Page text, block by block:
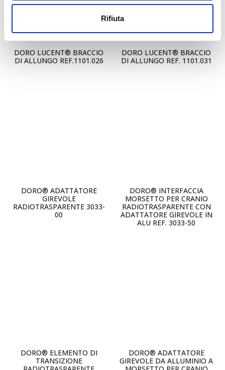
Rifiuta
DORO LUCENT® BRACCIO
DI ALLUNGO REF.1101.026
DORO LUCENT® BRACCIO
DI ALLUNGO REF. 1101.031
DORO® ADATTATORE
GIREVOLE
RADIOTRASPARENTE 3033-
00
DORO® INTERFACCIA
MORSETTO PER CRANIO
RADIOTRASPARENTE CON
ADATTATORE GIREVOLE IN
ALU REF. 3033-50
DORO® ELEMENTO DI
TRANSIZIONE
DORO® ADATTATORE
GIREVOLE DA ALLUMINIO A